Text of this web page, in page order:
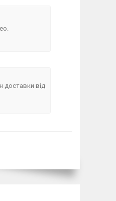
доставки від